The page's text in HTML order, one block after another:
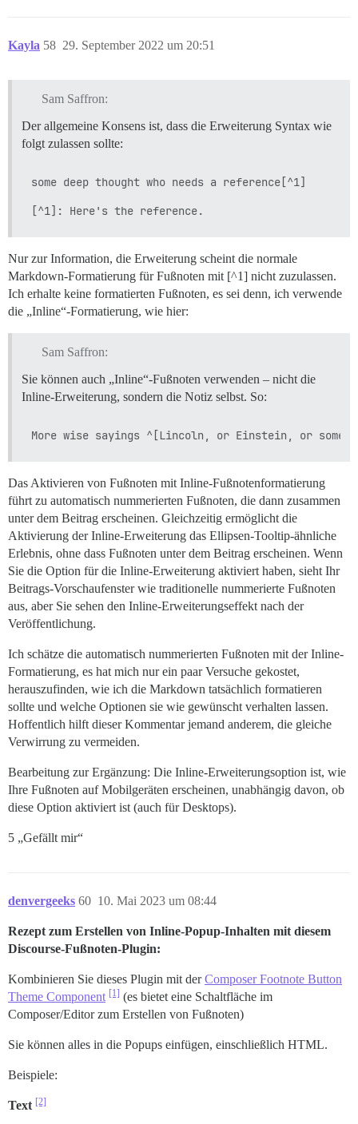
Kayla 29. September 2022 um 20:51
58
Sam Saffron:
Der allgemeine Konsens ist, dass die Erweiterung Syntax wie
folgt zulassen sollte:
some deep thought who needs a reference[^1]
Nur zur Information, die Erweiterung scheint die normale
Markdown-Formatierung für Fußnoten mit [^1] nicht zuzulassen.
Ich erhalte keine formatierten Fußnoten, es sei denn, ich verwende
die „Inline“-Formatierung, wie hier:
Sam Saffron:
Sie können auch „Inline“-Fußnoten verwenden – nicht die
Inline-Erweiterung, sondern die Notiz selbst. So:
Das Aktivieren von Fußnoten mit Inline-Fußnotenformatierung
führt zu automatisch nummerierten Fußnoten, die dann zusammen
unter dem Beitrag erscheinen. Gleichzeitig ermöglicht die
Aktivierung der Inline-Erweiterung das Ellipsen-Tooltip-ähnliche
Erlebnis, ohne dass Fußnoten unter dem Beitrag erscheinen. Wenn
Sie die Option für die Inline-Erweiterung aktiviert haben, sieht Ihr
Beitrags-Vorschaufenster wie traditionelle nummerierte Fußnoten
aus, aber Sie sehen den Inline-Erweiterungseffekt nach der
Veröffentlichung.
Ich schätze die automatisch nummerierten Fußnoten mit der Inline-
Formatierung, es hat mich nur ein paar Versuche gekostet,
herauszufinden, wie ich die Markdown tatsächlich formatieren
sollte und welche Optionen sie wie gewünscht verhalten lassen.
Hoffentlich hilft dieser Kommentar jemand anderem, die gleiche
Verwirrung zu vermeiden.
Bearbeitung zur Ergänzung: Die Inline-Erweiterungsoption ist, wie
Ihre Fußnoten auf Mobilgeräten erscheinen, unabhängig davon, ob
diese Option aktiviert ist (auch für Desktops).
5 „Gefällt mir“
denvergeeks 10. Mai 2023 um 08:44
60
Rezept zum Erstellen von Inline-Popup-Inhalten mit diesem
Discourse-Fußnoten-Plugin:
Kombinieren Sie dieses Plugin mit derComposer Footnote Button
Theme Component [1] (es bietet eine Schaltfläche im
Composer/Editor zum Erstellen von Fußnoten)
Sie können alles in die Popups einfügen, einschließlich HTML.
Beispiele:
Text [2]